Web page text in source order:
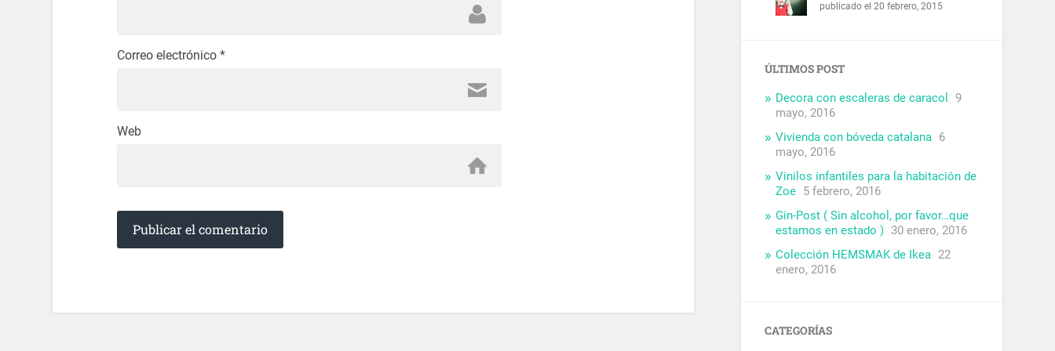
Correo electrónico *
Web
publicado el 20 febrero, 2015
ÚLTIMOS POST
Decora con escaleras de caracol
9
mayo, 2016
Vivienda con bóveda catalana 6
mayo, 2016
Vinilos infantiles para la habitación de
Zoe 5 febrero, 2016
Gin-Post ( Sin alcohol, por favor…que
estamos en estado ) 30 enero, 2016
Colección HEMSMAK de Ikea 22
enero, 2016
CATEGORÍAS